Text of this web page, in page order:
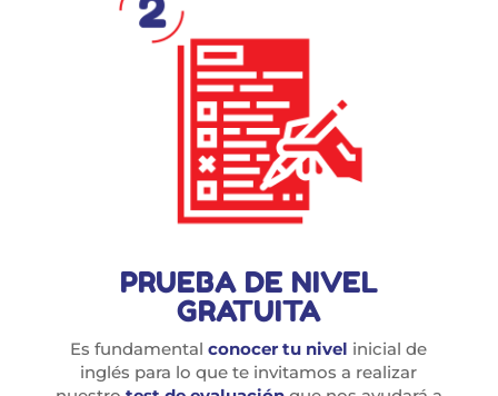
PRUEBA DE NIVEL
GRATUITA
Es fundamentalconocer tu nivel inicial de
inglés para lo que te invitamos a realizar